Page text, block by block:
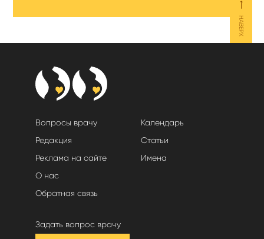
⟵
НАВЕРХ
Вопросы врачу
Редакция
Реклама на сайте
О нас
Обратная связь
Календарь
Статьи
Имена
Задать вопрос врачу